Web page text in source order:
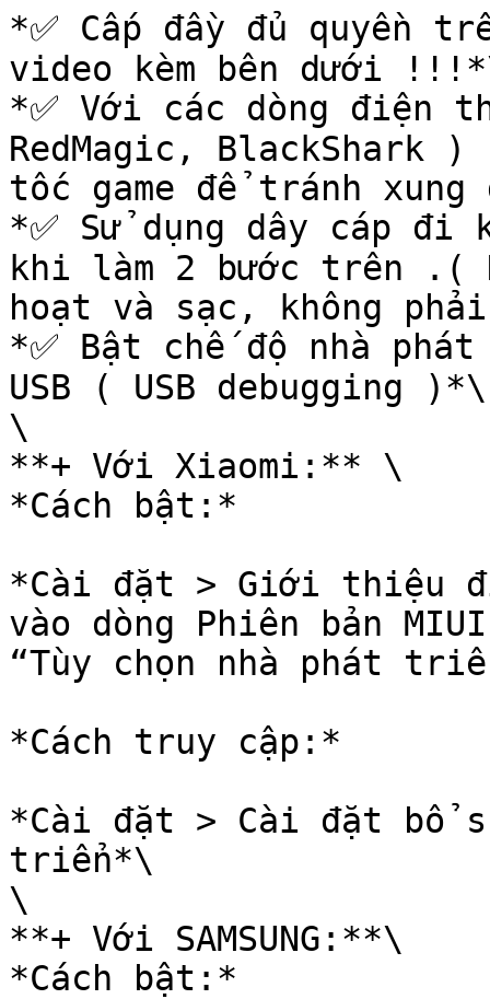
*✅ Cấp đầy đủ quyền
video kèm bên dưới
*✅ Với các dòng điện
RedMagic, BlackShark
tốc game để tránh
*✅ Sử dụng dây cáp đi
khi làm 2 bước trên .(
hoạt và sạc, không
*✅ Bật chế độ nhà
USB ( USB debugging )*\
\
**+ Với Xiaomi:** \
*Cách bật:*
*Cài đặt > Giới thiệu
vào dòng Phiên bản
“Tùy chọn nhà phát
*Cách truy cập:*
*Cài đặt > Cài đặt bổ
triển*\
\
**+ Với SAMSUNG:**\
*Cách bật:*